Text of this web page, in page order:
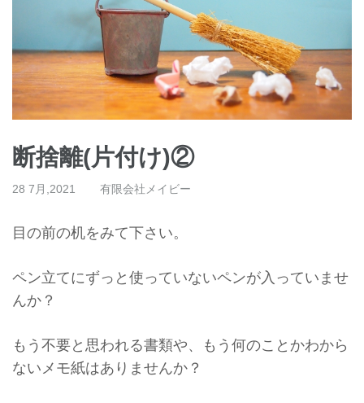
断捨離(片付け)②
28 7月,2021 有限会社メイビー
目の前の机をみて下さい。
ペン立てにずっと使っていないペンが入っていませ
んか？
もう不要と思われる書類や、
もう何のことかわから
ないメモ紙はありませんか？